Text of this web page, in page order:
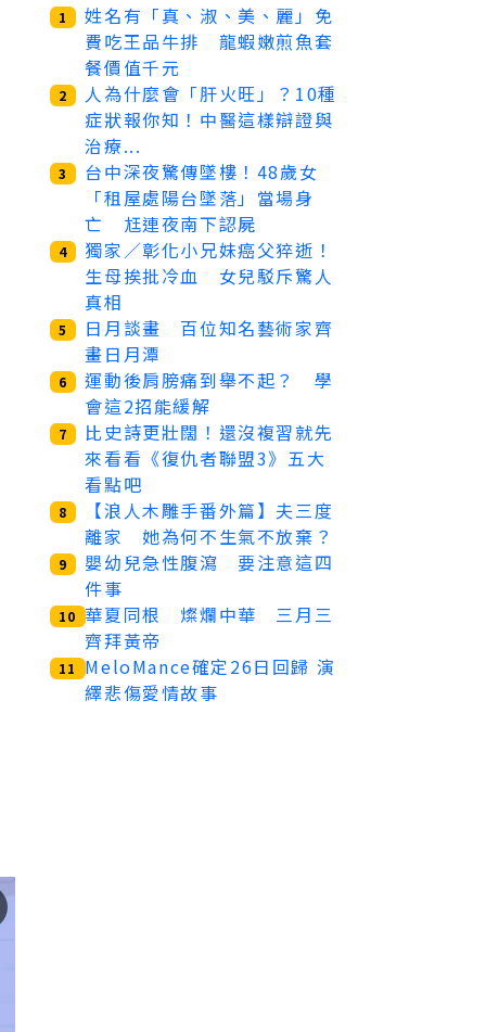
1
姓名有「真、淑、美、麗」免
費吃王品牛排 龍蝦嫩煎魚套
餐價值千元
2
人為什麼會「肝火旺」？10種
症狀報你知！中醫這樣辯證與
治療...
3
台中深夜驚傳墜樓！48歲女
「租屋處陽台墜落」當場身
亡 尪連夜南下認屍
4
獨家／彰化小兄妹癌父猝逝！
生母挨批冷血 女兒駁斥驚人
真相
5
日月談畫 百位知名藝術家齊
畫日月潭
6
運動後肩膀痛到舉不起？ 學
會這2招能緩解
7
比史詩更壯闊！還沒複習就先
來看看《復仇者聯盟3》五大
看點吧
8
【浪人木雕手番外篇】夫三度
離家 她為何不生氣不放棄？
9
嬰幼兒急性腹瀉 要注意這四
件事
10 華夏同根 燦爛中華 三月三
齊拜黃帝
11
MeloMance確定26日回歸 演
繹悲傷愛情故事